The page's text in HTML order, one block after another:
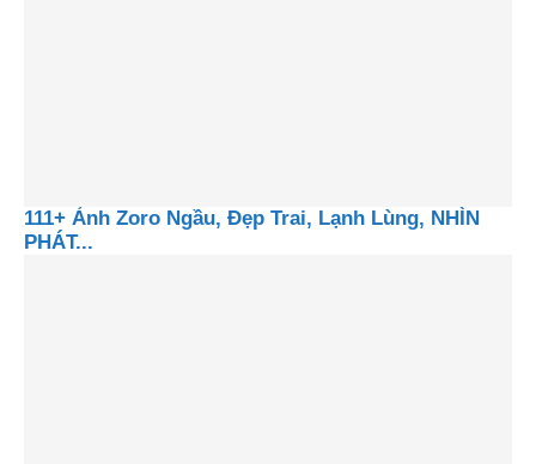
111+ Ảnh Zoro Ngầu, Đẹp Trai, Lạnh Lùng, NHÌN
PHÁT...